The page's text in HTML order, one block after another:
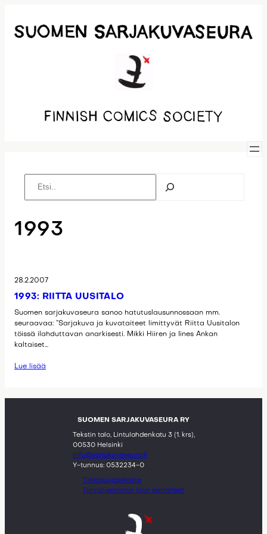
sisältöön
1993
28.2.2007
1993: RIITTA UUSITALO
Suomen sarjakuvaseura sanoo hatutuslausunnossaan mm.
seuraavaa: ”Sarjakuva ja kuvataiteet limittyvät Riitta Uusitalon
töissä ilahduttavan anarkisesti. Mikki Hiiren ja Iines Ankan
kaltaiset…
Lue lisää
SUOMEN SARJAKUVASEURA RY
Tekstin talo, Lintulahdenkatu 3 (1. krs),
00530 Helsinki
info@sarjakuvaseura.fi
Y-tunnus: 0532234-0
Tietosuojaseloste
Turvallisemman tilan periatteet